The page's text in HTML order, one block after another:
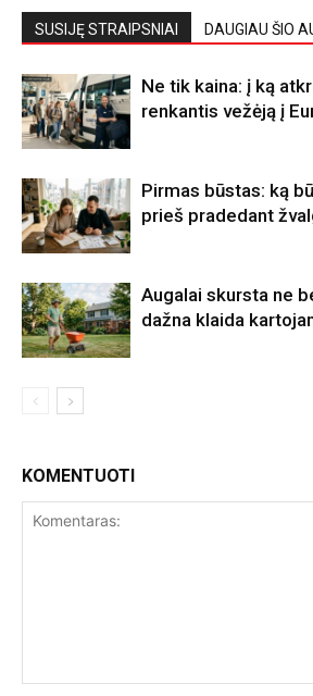
SUSIJĘ STRAIPSNIAI DAUGIAU ŠIO
Ne tik kaina: į ką
renkantis vežėją į
Pirmas būstas: ką
prieš pradedant
Augalai skursta ne
dažna klaida
KOMENTUOTI